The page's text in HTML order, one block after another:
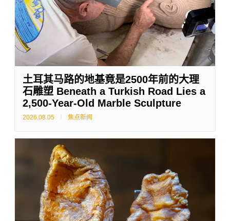
土耳其马路的地基竟是2500年前的大理
石雕塑 Beneath a Turkish Road Lies a
2,500-Year-Old Marble Sculpture
2026.08.05 焦点新闻